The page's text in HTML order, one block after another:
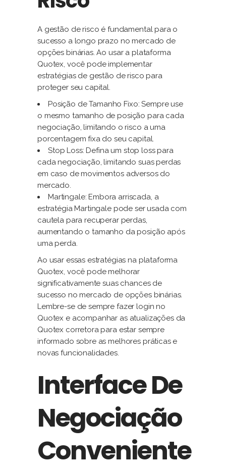
A gestão de risco é fundamental para o
sucesso a longo prazo no mercado de
opções binárias. Ao usar a plataforma
Quotex, você pode implementar
estratégias de gestão de risco para
proteger seu capital.
Posição de Tamanho Fixo: Sempre use
o mesmo tamanho de posição para cada
negociação, limitando o risco a uma
porcentagem fixa do seu capital.
Stop Loss: Defina um stop loss para
cada negociação, limitando suas perdas
em caso de movimentos adversos do
mercado.
Martingale: Embora arriscada, a
estratégia Martingale pode ser usada com
cautela para recuperar perdas,
aumentando o tamanho da posição após
uma perda.
Ao usar essas estratégias na plataforma
Quotex, você pode melhorar
significativamente suas chances de
sucesso no mercado de opções binárias.
Lembre-se de sempre fazer login no
Quotex e acompanhar as atualizações da
Quotex corretora para estar sempre
informado sobre as melhores práticas e
novas funcionalidades.
Interface De
Negociação
Conveniente